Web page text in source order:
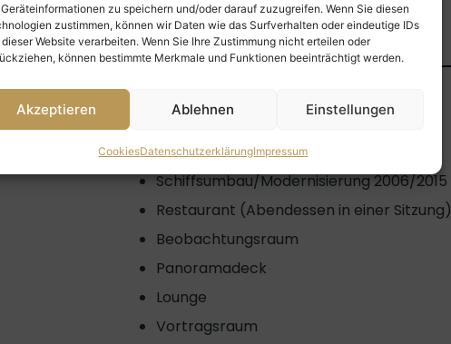
Geräteinformationen zu speichern und/oder darauf zuzugreifen. Wenn Sie diesen
zustimmen, können wir Daten wie das Surfverhalten oder eindeutige IDs
Website verarbeiten. Wenn Sie Ihre Zustimmung nicht erteilen oder
können bestimmte Merkmale und Funktionen beeinträchtigt werden.
Akzeptieren Ablehnen Einstellungen
CookiesDatenschutzerklärungImpressum
Wissenswertes Abfahrten
Schiffsausstattung
Schiffsumbau/Modernisierung 2006/2015
Restaurant (Abendessen in einer Sitzung)
Beobachtungsraum
Panoramadeck
Lounge
Vortragsraum